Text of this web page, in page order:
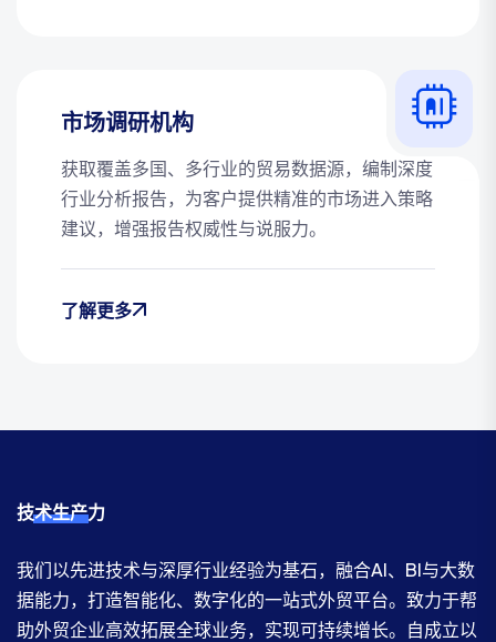
市场调研机构
获取覆盖多国、多行业的贸易数据源，编制深度
行业分析报告，为客户提供精准的市场进入策略
建议，增强报告权威性与说服力。
了解更多
技术生产力
我们以先进技术与深厚行业经验为基石，融合AI、BI与大数
据能力，打造智能化、数字化的一站式外贸平台。致力于帮
助外贸企业高效拓展全球业务，实现可持续增长。自成立以